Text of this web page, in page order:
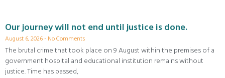
Our journey will not end until justice is done.
August 6, 2026 No Comments
The brutal crime that took place on 9 August within the premises of a
government hospital and educational institution remains without
justice. Time has passed,